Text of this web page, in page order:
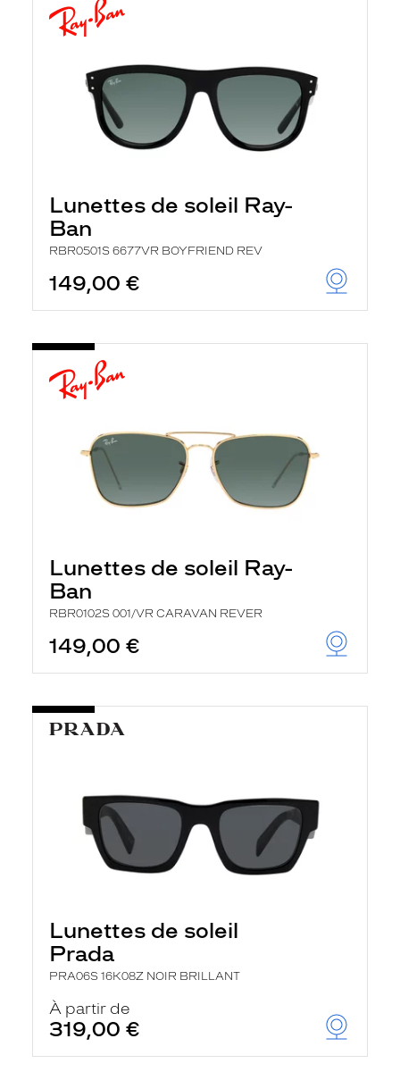
Lunettes de soleil Ray-
Ban
RBR0501S 6677VR BOYFRIEND REV
149,00 €
Lunettes de soleil Ray-
Ban
RBR0102S 001/VR CARAVAN REVER
149,00 €
Lunettes de soleil
Prada
PRA06S 16K08Z NOIR BRILLANT
À partir de
319,00 €